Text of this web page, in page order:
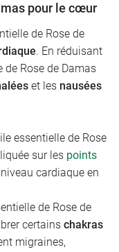
pour le cœur
de Rose de
. En réduisant
de Rose de Damas
et les nausées
essentielle de Rose
sur les points
cardiaque en
de Rose de
certains chakras
migraines,